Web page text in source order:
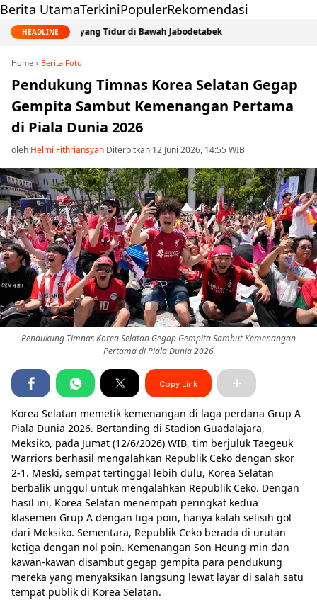
Berita UtamaTerkiniPopulerRekomendasi
HEADLINE
Bahaya yang Tidur di Bawah Jabodetabek
Home Berita Foto
Pendukung Timnas Korea Selatan Gegap
Gempita Sambut Kemenangan Pertama
di Piala Dunia 2026
oleh Helmi Fithriansyah Diterbitkan 12 Juni 2026, 14:55 WIB
Pendukung Timnas Korea Selatan Gegap Gempita Sambut Kemenangan
Pertama di Piala Dunia 2026
Copy Link
Korea Selatan memetik kemenangan di laga perdana Grup A
Piala Dunia 2026. Bertanding di Stadion Guadalajara,
Meksiko, pada Jumat (12/6/2026) WIB, tim berjuluk Taegeuk
Warriors berhasil mengalahkan Republik Ceko dengan skor
2-1. Meski, sempat tertinggal lebih dulu, Korea Selatan
berbalik unggul untuk mengalahkan Republik Ceko. Dengan
hasil ini, Korea Selatan menempati peringkat kedua
klasemen Grup A dengan tiga poin, hanya kalah selisih gol
dari Meksiko. Sementara, Republik Ceko berada di urutan
ketiga dengan nol poin. Kemenangan Son Heung-min dan
kawan-kawan disambut gegap gempita para pendukung
mereka yang menyaksikan langsung lewat layar di salah satu
tempat publik di Korea Selatan.